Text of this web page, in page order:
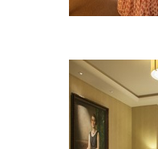
This page